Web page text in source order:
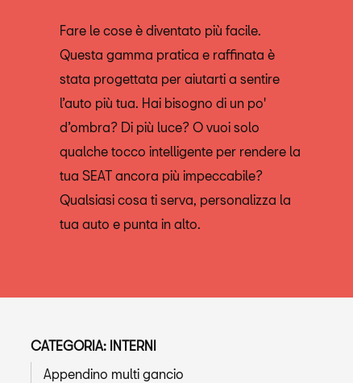
Fare le cose è diventato più facile.
Questa gamma pratica e raffinata è
stata progettata per aiutarti a sentire
l’auto più tua. Hai bisogno di un po'
d’ombra? Di più luce? O vuoi solo
qualche tocco intelligente per rendere la
tua SEAT ancora più impeccabile?
Qualsiasi cosa ti serva, personalizza la
tua auto e punta in alto.
CATEGORIA: INTERNI
Appendino multi gancio